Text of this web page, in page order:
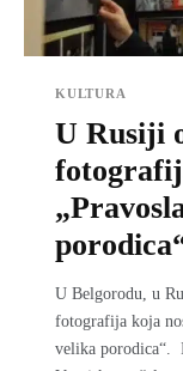
KULTURA
U Rusiji
U Belgorodu, u
fotografija koja
velika porodica“.